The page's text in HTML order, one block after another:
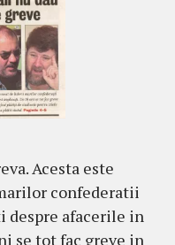
Acesta este
confederatii
despre afacerile in
se tot fac greve in